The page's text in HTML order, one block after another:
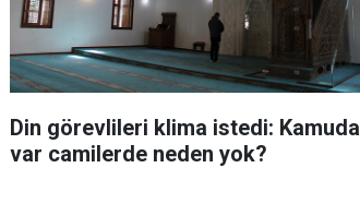
Din görevlileri klima istedi: Kamuda
var camilerde neden yok?